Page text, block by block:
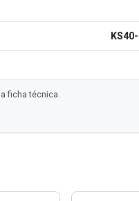
ficha técnica.